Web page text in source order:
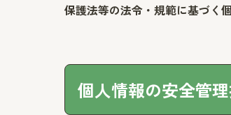
保護法等の法令・規範に基づく
個人情報の安全管